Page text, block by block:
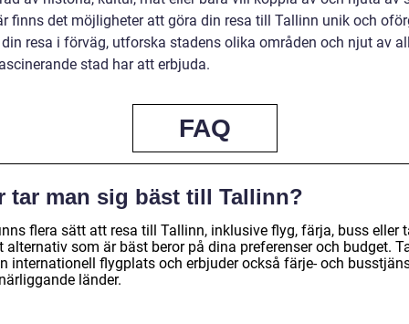
finns det möjligheter att göra din resa till Tallinn unik och
resa i förväg, utforska stadens olika områden och njut av
stad har att erbjuda.
FAQ
tar man sig bäst till Tallinn?
flera sätt att resa till Tallinn, inklusive flyg, färja, buss eller
alternativ som är bäst beror på dina preferenser och budget.
internationell flygplats och erbjuder också färje- och
länder.